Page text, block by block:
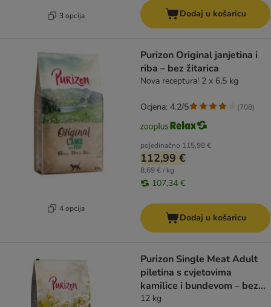
3 opcija Dodaj u košaricu
4 opcija
Purizon Original janjetina i
riba – bez žitarica
Nova receptura! 2 x 6,5 kg
pojedinačno 115,98 €
112,99 €
8,69 € / kg
107,34 €
Ocjena: 4.2/5 (708)
Dodaj u košaricu
Purizon Single Meat Adult
piletina s cvjetovima
kamilice i bundevom – bez
žitarica
12 kg